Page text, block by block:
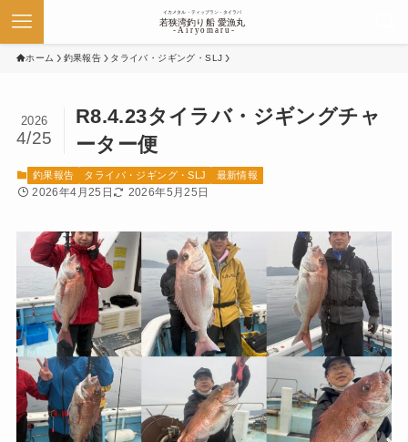
ホーム 釣果報告 タライバ・ジギング・SLJ
R8.4.23タイラバ・ジギングチャ
ーター便
2026
4/25
釣果報告 タライバ・ジギング・SLJ 最新情報
2026年4月25日 2026年5月25日